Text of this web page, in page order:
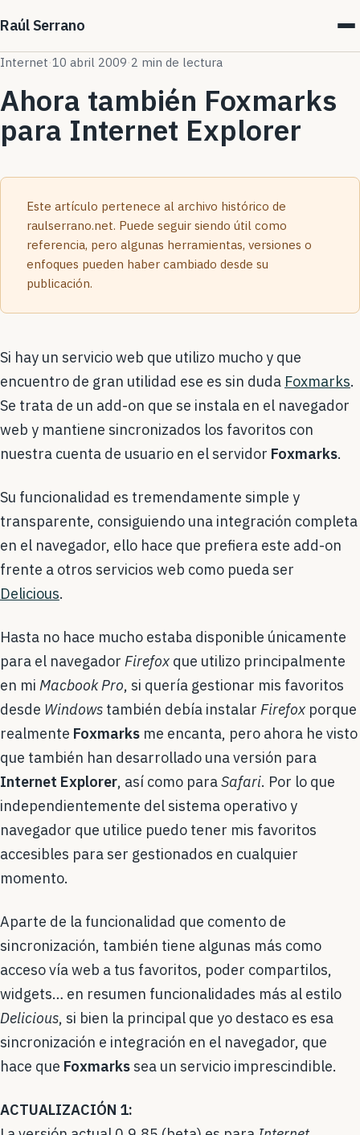
Raúl Serrano
Internet·10 abril 2009·2 min de lectura
Ahora también Foxmarks
para Internet Explorer
Este artículo pertenece al archivo histórico de
raulserrano.net. Puede seguir siendo útil como
referencia, pero algunas herramientas, versiones o
enfoques pueden haber cambiado desde su
publicación.
Si hay un servicio web que utilizo mucho y que
encuentro de gran utilidad ese es sin duda Foxmarks.
Se trata de un add-on que se instala en el navegador
web y mantiene sincronizados los favoritos con
nuestra cuenta de usuario en el servidor Foxmarks.
Su funcionalidad es tremendamente simple y
transparente, consiguiendo una integración completa
en el navegador, ello hace que prefiera este add-on
frente a otros servicios web como pueda ser
Delicious.
Hasta no hace mucho estaba disponible únicamente
para el navegador Firefox que utilizo principalmente
en mi Macbook Pro, si quería gestionar mis favoritos
desde Windows también debía instalar Firefox porque
realmente Foxmarks me encanta, pero ahora he visto
que también han desarrollado una versión para
Internet Explorer, así como paraSafari. Por lo que
independientemente del sistema operativo y
navegador que utilice puedo tener mis favoritos
accesibles para ser gestionados en cualquier
momento.
Aparte de la funcionalidad que comento de
sincronización, también tiene algunas más como
acceso vía web a tus favoritos, poder compartilos,
widgets… en resumen funcionalidades más al estilo
Delicious, si bien la principal que yo destaco es esa
sincronización e integración en el navegador, que
hace que Foxmarks sea un servicio imprescindible.
ACTUALIZACIÓN 1: